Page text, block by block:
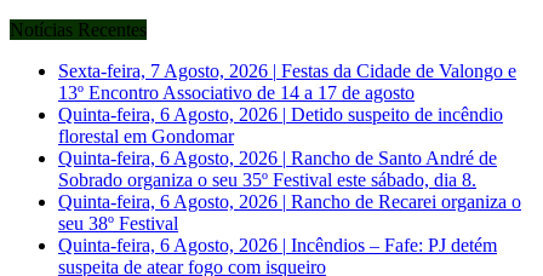
Notícias Recentes
Sexta-feira, 7 Agosto, 2026 | Festas da Cidade de Valongo e
13º Encontro Associativo de 14 a 17 de agosto
Quinta-feira, 6 Agosto, 2026 | Detido suspeito de incêndio
florestal em Gondomar
Quinta-feira, 6 Agosto, 2026 | Rancho de Santo André de
Sobrado organiza o seu 35º Festival este sábado, dia 8.
Quinta-feira, 6 Agosto, 2026 | Rancho de Recarei organiza o
seu 38º Festival
Quinta-feira, 6 Agosto, 2026 | Incêndios – Fafe: PJ detém
suspeita de atear fogo com isqueiro